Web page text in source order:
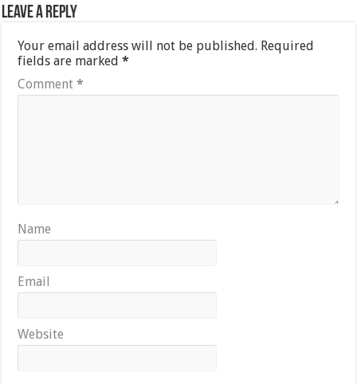
Leave a Reply
Your email address will not be published. Required
fields are marked*
Comment*
Name
Email
Website